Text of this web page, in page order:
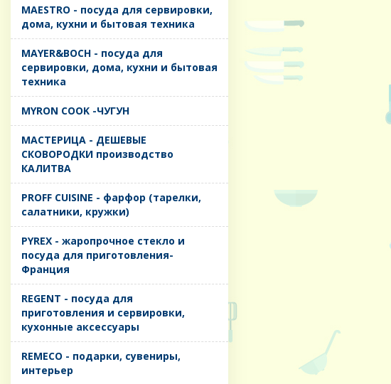
MAESTRO - посуда для сервировки,
дома, кухни и бытовая техника
MAYER&BOCH - посуда для
сервировки, дома, кухни и бытовая
техника
MYRON COOK -ЧУГУН
MАСТЕРИЦА - ДЕШЕВЫЕ
СКОВОРОДКИ производство
КАЛИТВА
PROFF CUISINE - фарфор (тарелки,
салатники, кружки)
PYREX - жаропрочное стекло и
посуда для приготовления-
Франция
REGENT - посуда для
приготовления и сервировки,
кухонные аксессуары
REMECO - подарки, сувениры,
интерьер